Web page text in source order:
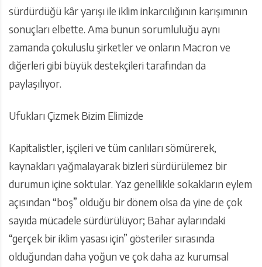
sürdürdüğü kâr yarışı ile iklim inkarcılığının karışımının
sonuçları elbette. Ama bunun sorumluluğu aynı
zamanda çokuluslu şirketler ve onların Macron ve
diğerleri gibi büyük destekçileri tarafından da
paylaşılıyor.
Ufukları Çizmek Bizim Elimizde
Kapitalistler, işçileri ve tüm canlıları sömürerek,
kaynakları yağmalayarak bizleri sürdürülemez bir
durumun içine soktular. Yaz genellikle sokakların eylem
açısından “boş” olduğu bir dönem olsa da yine de çok
sayıda mücadele sürdürülüyor; Bahar aylarındaki
“gerçek bir iklim yasası için” gösteriler sırasında
olduğundan daha yoğun ve çok daha az kurumsal